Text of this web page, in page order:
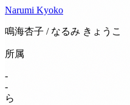
Narumi Kyoko
鳴海杏子 / なるみ きょうこ
所属
-
-
ら